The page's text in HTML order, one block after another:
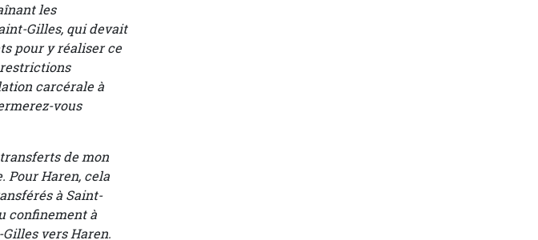
les
Gilles, qui devait
pour y réaliser ce
carcérale à
vous
de mon
Pour Haren, cela
à Saint-
confinement à
vers Haren.